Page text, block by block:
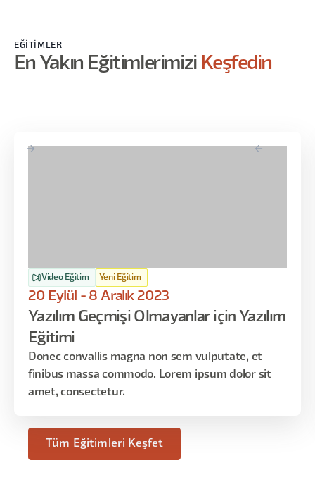
EĞITIMLER
En Yakın Eğitimlerimizi Keşfedin
Video Eğitim Yeni Eğitim
20 Eylül - 8 Aralık 2023
Yazılım Geçmişi Olmayanlar için Yazılım
Eğitimi
Donec convallis magna non sem vulputate, et
finibus massa commodo. Lorem ipsum dolor sit
amet, consectetur.
Tüm Eğitimleri Keşfet